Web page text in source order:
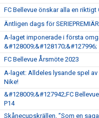
FC Bellevue önskar alla en riktigt
Äntligen dags för
A-laget imponerade i första
&#128009;&#128170;&#127996;
FC Bellevue Årsmöte 2023
A-laget: Alldeles lysande spel
Nike!
&#128009;&#127942;FC
P14
Skånecupskrällen, ”Som en